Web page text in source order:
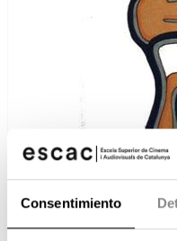
Consentimiento